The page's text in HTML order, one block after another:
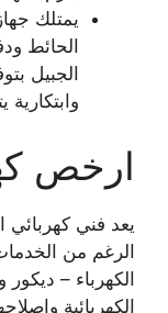
يمتلك
الحائط
الجبيل
ارخص
يعد فني كهربائي
الرغم من
الكهرباء –
الكهربائية